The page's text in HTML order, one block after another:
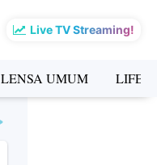
Live TV Streaming!
LENSA UMUM